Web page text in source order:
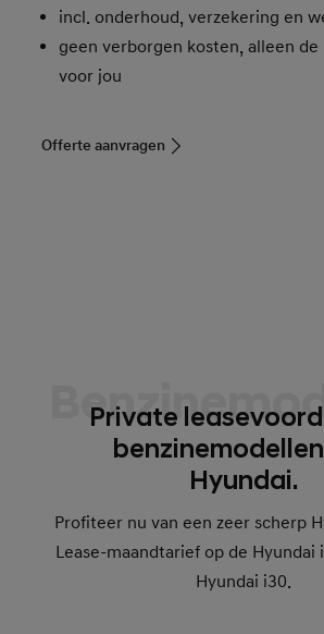
incl. onderhoud, verzekering en
geen verborgen kosten, alleen de
voor jou
Offerte aanvragen
Private
Hyundai.
Profiteer nu van een zeer scherp
Lease-maandtarief op de Hyundai
Hyundai i30.